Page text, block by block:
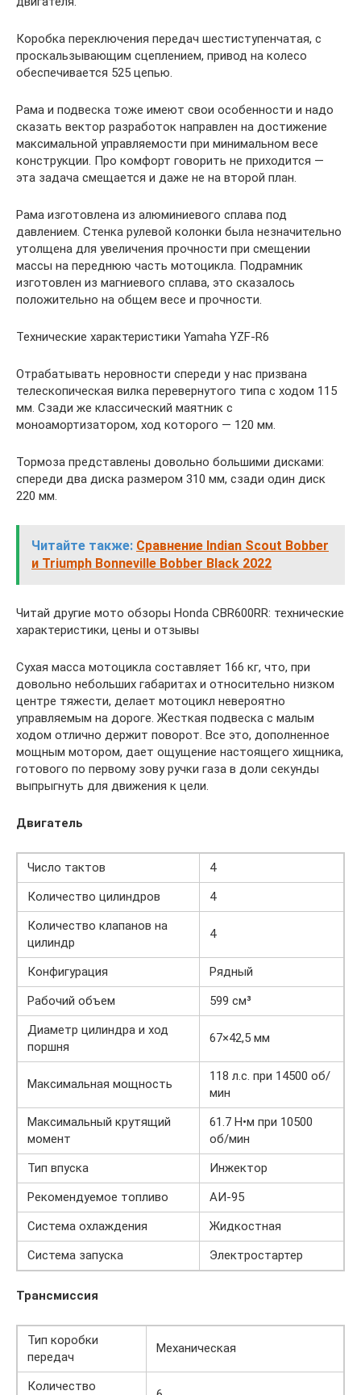
Коробка переключения передач шестиступенчатая, с
проскальзывающим сцеплением, привод на колесо
обеспечивается 525 цепью.
Рама и подвеска тоже имеют свои особенности и надо
сказать вектор разработок направлен на достижение
максимальной управляемости при минимальном весе
конструкции. Про комфорт говорить не приходится —
эта задача смещается и даже не на второй план.
Рама изготовлена из алюминиевого сплава под
давлением. Стенка рулевой колонки была незначительно
утолщена для увеличения прочности при смещении
массы на переднюю часть мотоцикла. Подрамник
изготовлен из магниевого сплава, это сказалось
положительно на общем весе и прочности.
Технические характеристики Yamaha YZF-R6
Отрабатывать неровности спереди у нас призвана
телескопическая вилка перевернутого типа с ходом 115
мм. Сзади же классический маятник с
моноамортизатором, ход которого — 120 мм.
Тормоза представлены довольно большими дисками:
спереди два диска размером 310 мм, сзади один диск
220 мм.
Читайте также: Сравнение Indian Scout Bobber
и Triumph Bonneville Bobber Black 2022
Читай другие мото обзоры Honda CBR600RR: технические
характеристики, цены и отзывы
Сухая масса мотоцикла составляет 166 кг, что, при
довольно небольших габаритах и относительно низком
центре тяжести, делает мотоцикл невероятно
управляемым на дороге. Жесткая подвеска с малым
ходом отлично держит поворот. Все это, дополненное
мощным мотором, дает ощущение настоящего хищника,
готового по первому зову ручки газа в доли секунды
выпрыгнуть для движения к цели.
Двигатель
Число тактов
4
Количество цилиндров
4
Количество клапанов на
цилиндр
4
Конфигурация
Рядный
Рабочий объем
599 см³
Диаметр цилиндра и ход
поршня
67×42,5 мм
Максимальная мощность
118 л.с. при 14500 об/
мин
Максимальный крутящий
момент
61.7 Н•м при 10500
об/мин
Тип впуска
Инжектор
Рекомендуемое топливо
АИ-95
Система охлаждения
Жидкостная
Система запуска
Электростартер
Трансмиссия
Тип коробки
передач
Механическая
Количество